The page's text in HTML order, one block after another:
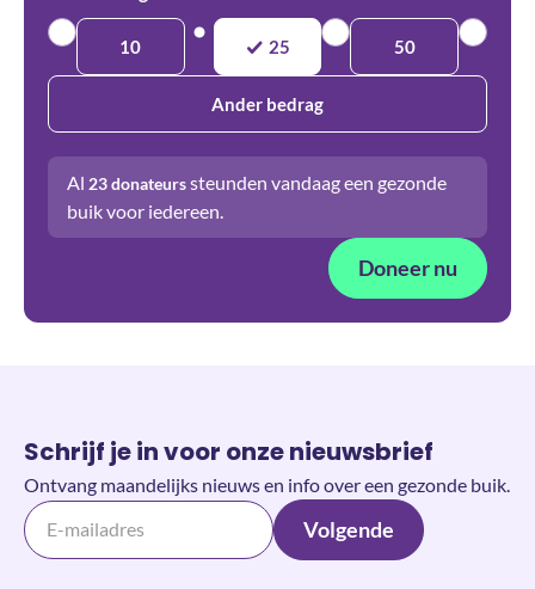
10 25 50
Ander bedrag
Al 23donateurssteunden vandaag een gezonde
buik voor iedereen.
Doneer nu
Schrijf je in voor onze nieuwsbrief
Ontvang maandelijks nieuws en info over een gezonde buik.
Volgende